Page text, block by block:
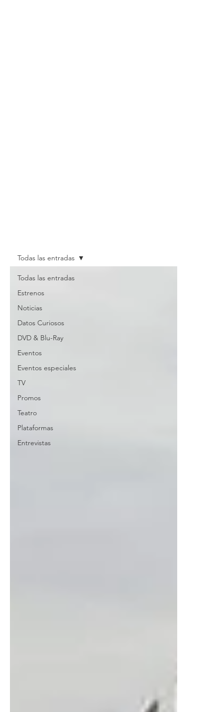
Todas las entradas
Estrenos
Noticias
Datos Curiosos
DVD & Blu-Ray
Eventos
Eventos especiales
TV
Promos
Teatro
Plataformas
Entrevistas
Todas las entradas